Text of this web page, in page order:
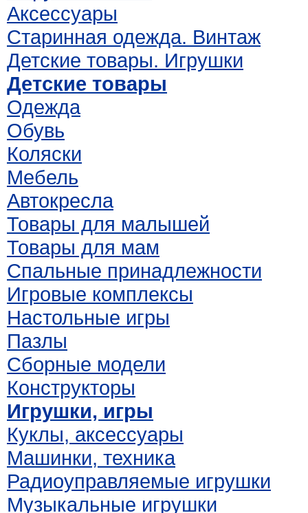
Аксессуары
Старинная одежда. Винтаж
Детские товары. Игрушки
Детские товары
Одежда
Обувь
Коляски
Мебель
Автокресла
Товары для малышей
Товары для мам
Спальные принадлежности
Игровые комплексы
Настольные игры
Пазлы
Сборные модели
Конструкторы
Игрушки, игры
Куклы, аксессуары
Машинки, техника
Радиоуправляемые игрушки
Музыкальные игрушки